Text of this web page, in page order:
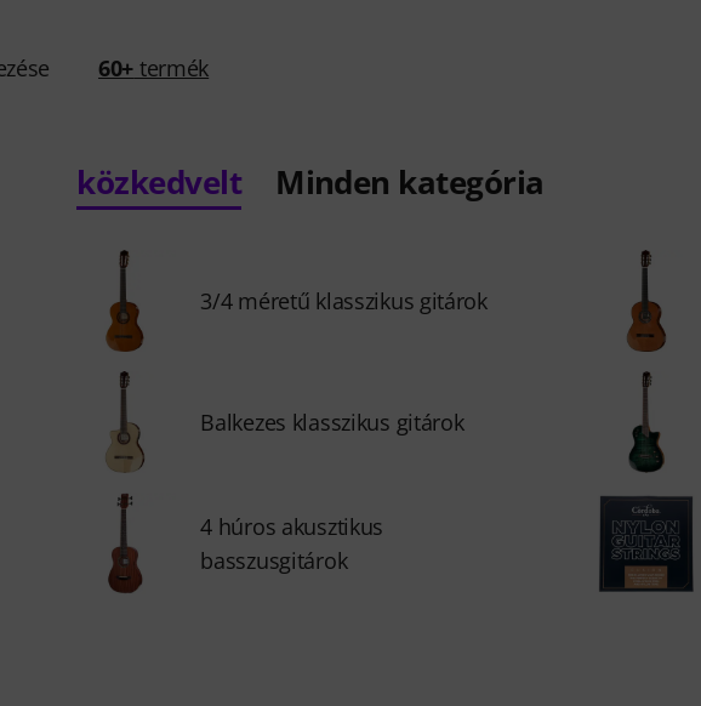
60+ termék
közkedvelt Minden kategória
3/4 méretű klasszikus gitárok
Balkezes klasszikus gitárok
4 húros akusztikus
basszusgitárok